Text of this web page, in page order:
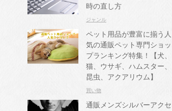
時の直し方
ジャンル
ペット用品が豊富に揃う人
気の通販ペット専門ショッ
プランキング特集！【犬、
猫、ウサギ、ハムスター、
昆虫、アクアリウム】
買い物
通販メンズシルバーアクセ